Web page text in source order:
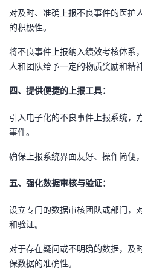
对及时、准确上报不良事件的医护
的积极性。
将不良事件上报纳入绩效考核体系
人和团队给予一定的物质奖励和精
四、 提供便捷的上报工具：
引入电子化的不良事件上报系统，
事件。
确保上报系统界面友好、操作简便
五、 强化数据审核与验证：
设立专门的数据审核团队或部门，
和验证。
对于存在疑问或不明确的数据，及
保数据的准确性。